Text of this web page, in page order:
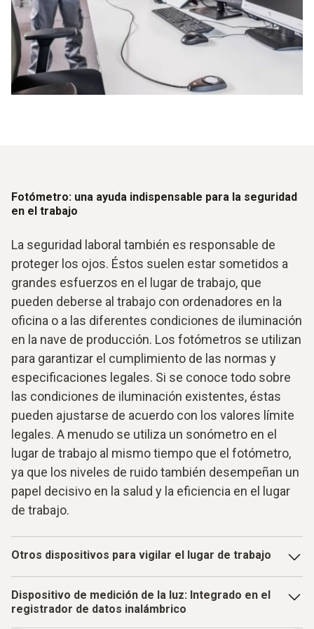
Menú de manejo bien estructurado
Manejo intuitivo
Pantalla grande
Fotómetro: una ayuda indispensable para la seguridad
en el trabajo
La seguridad laboral también es responsable de
proteger los ojos. Éstos suelen estar sometidos a
grandes esfuerzos en el lugar de trabajo, que
pueden deberse al trabajo con ordenadores en la
oficina o a las diferentes condiciones de iluminación
en la nave de producción. Los fotómetros se utilizan
para garantizar el cumplimiento de las normas y
especificaciones legales. Si se conoce todo sobre
las condiciones de iluminación existentes, éstas
pueden ajustarse de acuerdo con los valores límite
legales. A menudo se utiliza un sonómetro en el
lugar de trabajo al mismo tiempo que el fotómetro,
ya que los niveles de ruido también desempeñan un
papel decisivo en la salud y la eficiencia en el lugar
de trabajo.
Otros dispositivos para vigilar el lugar de trabajo
utilizarse un medidor de velocidad. Complementa al
fotómetro y es ideal para mediciones en la técnica de
Dispositivo de medición de la luz: Integrado en el
registrador de datos inalámbrico